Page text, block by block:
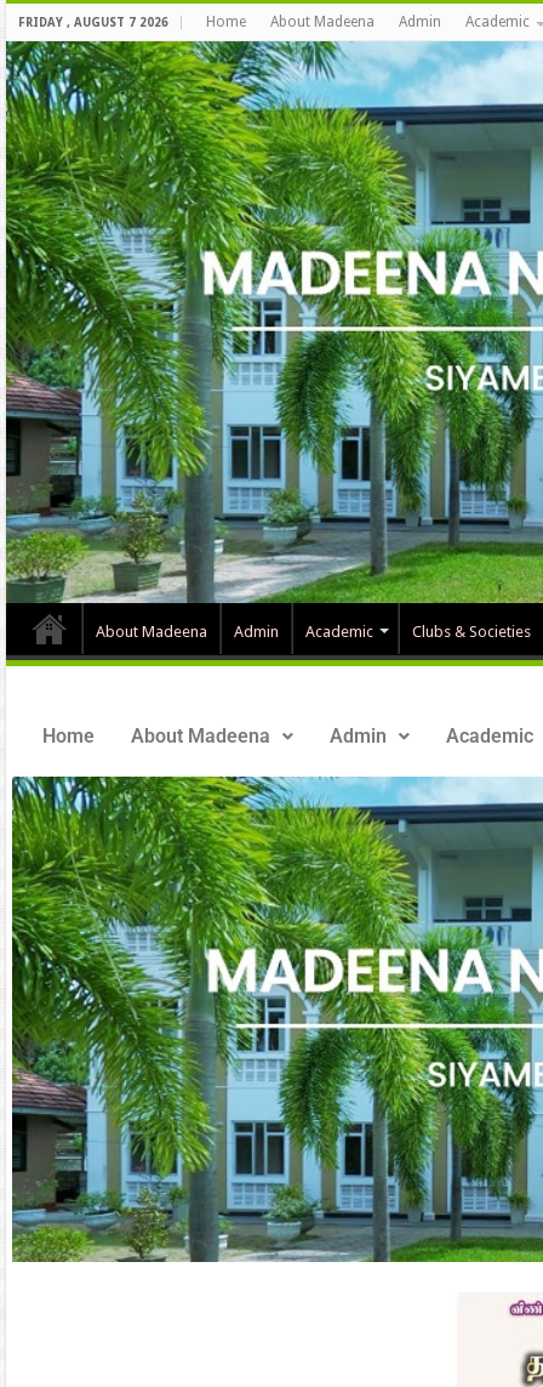
FRIDAY , AUGUST 7 2026 Home About Madeena Admin Academic
About Madeena Admin Academic Clubs & Societies
Home About Madeena Admin Academic